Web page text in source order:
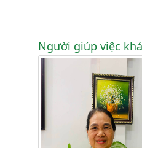
Người giúp việc